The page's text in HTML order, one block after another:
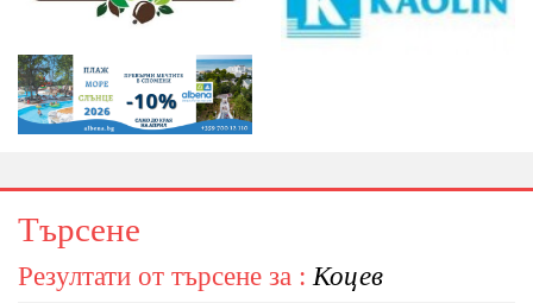
Търсене
Резултати от търсене за :Коцев